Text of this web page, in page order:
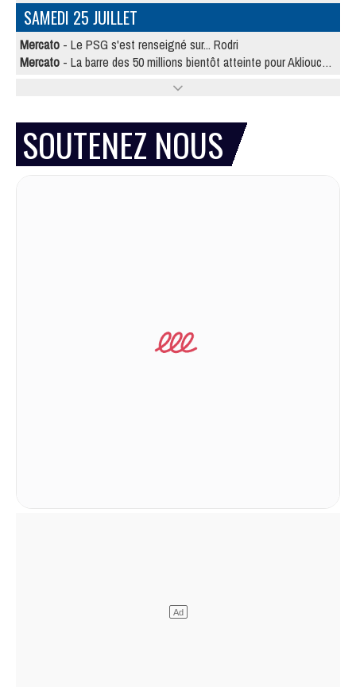
SAMEDI 25 JUILLET
Mercato - Le PSG s'est renseigné sur... Rodri
Mercato - La barre des 50 millions bientôt atteinte pour Akliouche ?
SOUTENEZ NOUS